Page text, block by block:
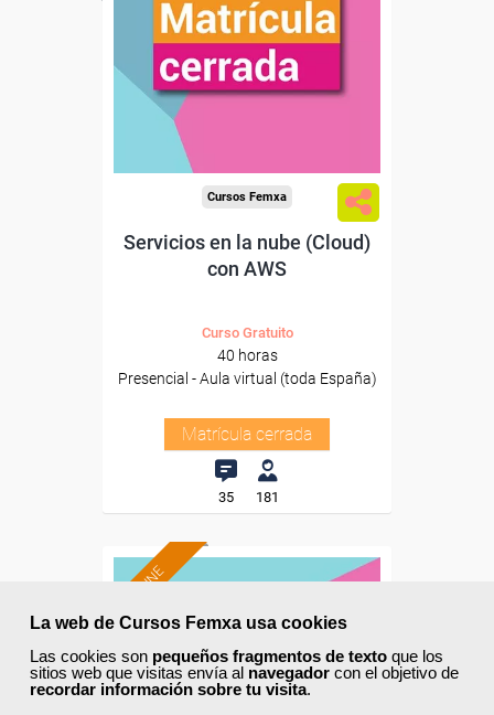
La web de Cursos Femxa usa cookies
Las cookies son pequeños fragmentos de texto que los
sitios web que visitas envía al navegador con el objetivo de
recordar información sobre tu visita.
Cursos Femxa
Servicios en la nube (Cloud)
con AWS
Curso Gratuito
40 horas
Presencial - Aula virtual (toda España)
Matrícula cerrada
35 181
ONLINE